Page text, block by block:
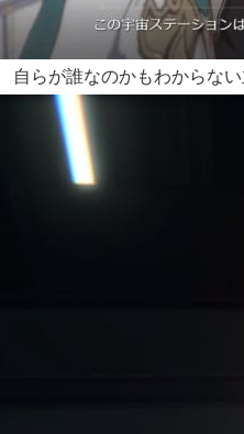
自らが誰なのかもわからない